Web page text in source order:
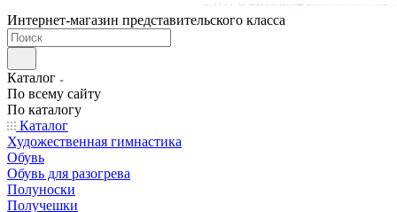
Интернет-магазин представительского класса
Каталог
По всему сайту
По каталогу
Каталог
Художественная гимнастика
Обувь
Обувь для разогрева
Полуноски
Получешки